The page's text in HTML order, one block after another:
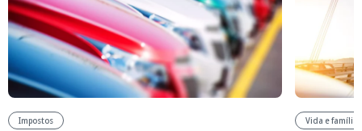
Impostos Vida e família